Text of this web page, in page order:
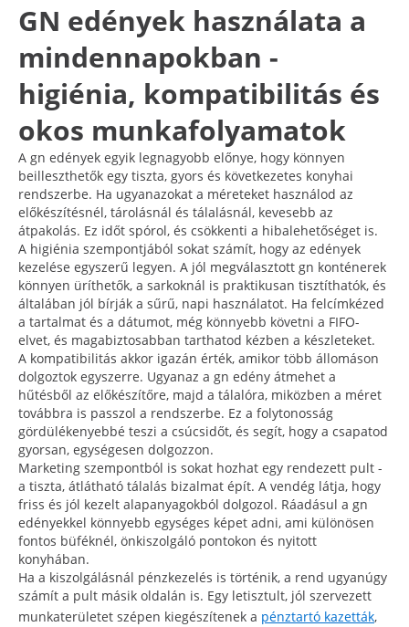
GN edények használata a
mindennapokban -
higiénia, kompatibilitás és
okos munkafolyamatok
A gn edények egyik legnagyobb előnye, hogy könnyen
beilleszthetők egy tiszta, gyors és következetes konyhai
rendszerbe. Ha ugyanazokat a méreteket használod az
előkészítésnél, tárolásnál és tálalásnál, kevesebb az
átpakolás. Ez időt spórol, és csökkenti a hibalehetőséget is.
A higiénia szempontjából sokat számít, hogy az edények
kezelése egyszerű legyen. A jól megválasztott gn konténerek
könnyen üríthetők, a sarkoknál is praktikusan tisztíthatók, és
általában jól bírják a sűrű, napi használatot. Ha felcímkézed
a tartalmat és a dátumot, még könnyebb követni a FIFO-
elvet, és magabiztosabban tarthatod kézben a készleteket.
A kompatibilitás akkor igazán érték, amikor több állomáson
dolgoztok egyszerre. Ugyanaz a gn edény átmehet a
hűtésből az előkészítőre, majd a tálalóra, miközben a méret
továbbra is passzol a rendszerbe. Ez a folytonosság
gördülékenyebbé teszi a csúcsidőt, és segít, hogy a csapatod
gyorsan, egységesen dolgozzon.
Marketing szempontból is sokat hozhat egy rendezett pult -
a tiszta, átlátható tálalás bizalmat épít. A vendég látja, hogy
friss és jól kezelt alapanyagokból dolgozol. Ráadásul a gn
edényekkel könnyebb egységes képet adni, ami különösen
fontos büféknél, önkiszolgáló pontokon és nyitott
konyhában.
Ha a kiszolgálásnál pénzkezelés is történik, a rend ugyanúgy
számít a pult másik oldalán is. Egy letisztult, jól szervezett
munkaterületet szépen kiegészítenek a pénztartó kazetták,